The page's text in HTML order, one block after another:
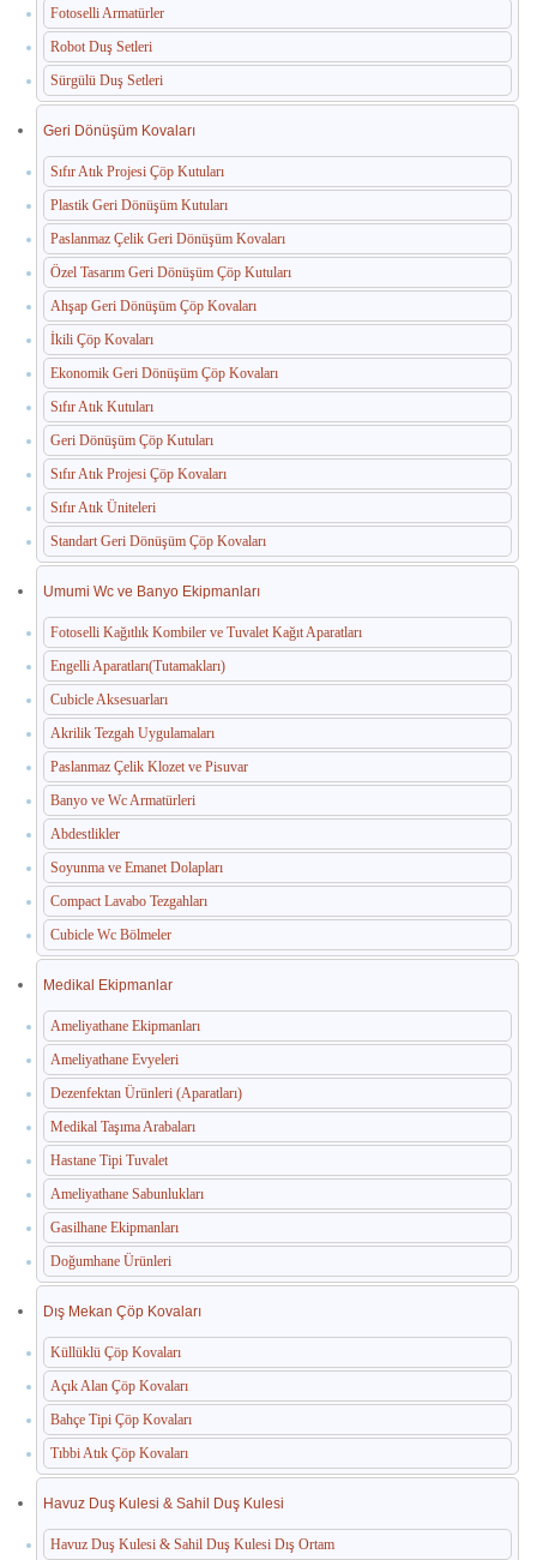
🛒 TEKLIF SEPETIM
İLETIŞIM
Fotoselli Armatürler
Robot Duş Setleri
Sürgülü Duş Setleri
Geri Dönüşüm Kovaları
Sıfır Atık Projesi Çöp Kutuları
Plastik Geri Dönüşüm Kutuları
Paslanmaz Çelik Geri Dönüşüm Kovaları
Özel Tasarım Geri Dönüşüm Çöp Kutuları
Ahşap Geri Dönüşüm Çöp Kovaları
İkili Çöp Kovaları
Ekonomik Geri Dönüşüm Çöp Kovaları
Sıfır Atık Kutuları
Geri Dönüşüm Çöp Kutuları
Sıfır Atık Projesi Çöp Kovaları
Sıfır Atık Üniteleri
Standart Geri Dönüşüm Çöp Kovaları
Umumi Wc ve Banyo Ekipmanları
Fotoselli Kağıtlık Kombiler ve Tuvalet Kağıt Aparatları
Engelli Aparatları(Tutamakları)
Cubicle Aksesuarları
Akrilik Tezgah Uygulamaları
Paslanmaz Çelik Klozet ve Pisuvar
Banyo ve Wc Armatürleri
Abdestlikler
Soyunma ve Emanet Dolapları
Compact Lavabo Tezgahları
Cubicle Wc Bölmeler
Medikal Ekipmanlar
Ameliyathane Ekipmanları
Ameliyathane Evyeleri
Dezenfektan Ürünleri (Aparatları)
Medikal Taşıma Arabaları
Hastane Tipi Tuvalet
Ameliyathane Sabunlukları
Gasilhane Ekipmanları
Doğumhane Ürünleri
Dış Mekan Çöp Kovaları
Küllüklü Çöp Kovaları
Açık Alan Çöp Kovaları
Bahçe Tipi Çöp Kovaları
Tıbbi Atık Çöp Kovaları
Havuz Duş Kulesi & Sahil Duş Kulesi
Havuz Duş Kulesi & Sahil Duş Kulesi Dış Ortam